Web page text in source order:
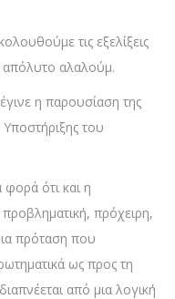
τις εξελίξεις
απόλυτο αλαλούμ.
η παρουσίαση της
του
ότι και η
πρόχειρη,
πρόταση που
ως προς τη
από μια λογική